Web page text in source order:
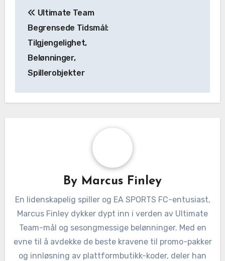
navigation
Ultimate Team
Begrensede Tidsmål:
Tilgjengelighet,
Belønninger,
Spillerobjekter
By Marcus Finley
En lidenskapelig spiller og EA SPORTS FC-entusiast,
Marcus Finley dykker dypt inn i verden av Ultimate
Team-mål og sesongmessige belønninger. Med en
evne til å avdekke de beste kravene til promo-pakker
og innløsning av plattformbutikk-koder, deler han